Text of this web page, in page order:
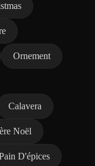
Ornement
Calavera
Noël
D'épices